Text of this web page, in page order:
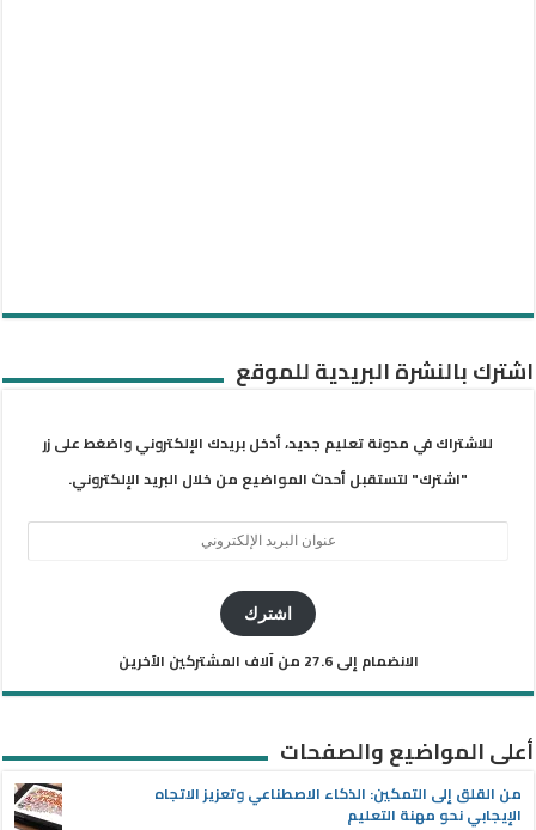
اشترك بالنشرة البريدية للموقع
للاشتراك في مدونة تعليم جديد، أدخل بريدك الإلكتروني واضغط على زر
"اشترك" لتستقبل أحدث المواضيع من خلال البريد الإلكتروني.
اشترك
الانضمام إلى 27.6 من آلاف المشتركين الآخرين
أعلى المواضيع والصفحات
من القلق إلى التمكين: الذكاء الاصطناعي وتعزيز الاتجاه
الإيجابي نحو مهنة التعليم